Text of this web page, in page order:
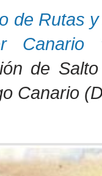
de Rutas
Canario
de
Canario